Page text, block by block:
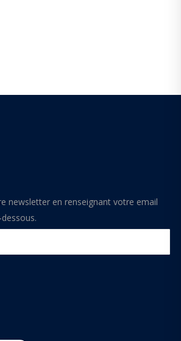
newsletter en renseignant votre email